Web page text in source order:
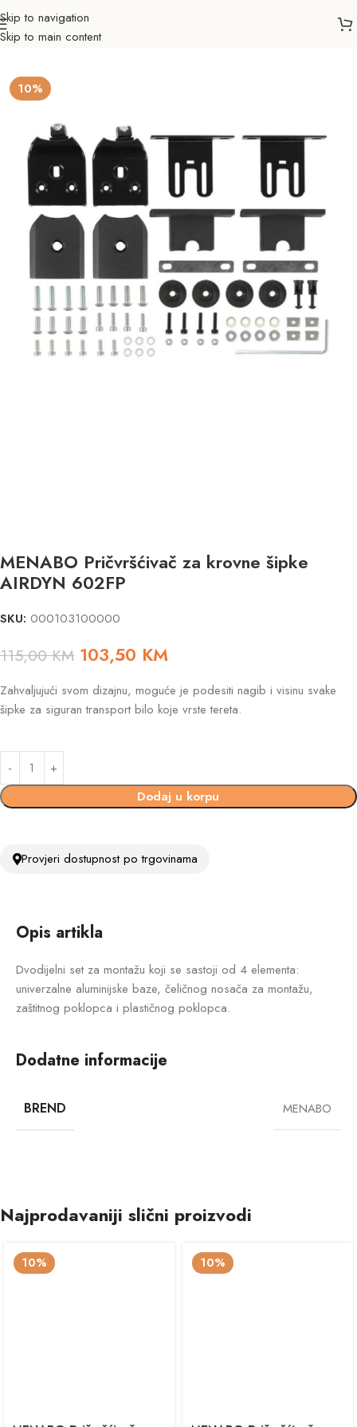
Skip to navigation
Skip to main content
Auto nosači Dodatna oprema
10%
MENABO Pričvršćivač za krovne šipke
AIRDYN 602FP
SKU: 000103100000
115,00KM 103,50 KM
Zahvaljujući svom dizajnu, moguće je podesiti nagib i visinu svake
šipke za siguran transport bilo koje vrste tereta.
Dodaj u korpu
Provjeri dostupnost po trgovinama
Opis artikla
Dvodijelni set za montažu koji se sastoji od 4 elementa:
univerzalne aluminijske baze, čeličnog nosača za montažu,
zaštitnog poklopca i plastičnog poklopca.
Dodatne informacije
BREND MENABO
Najprodavaniji slični proizvodi
10% 10%